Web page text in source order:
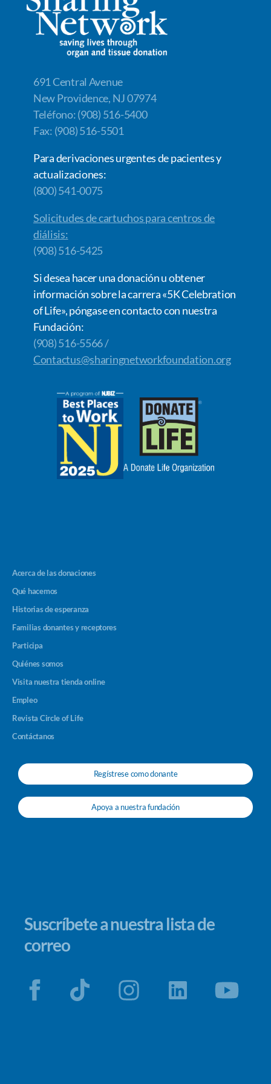
o
k
n
n
k
691 Central Avenue
New Providence, NJ 07974
Teléfono: (908) 516-5400
Fax: (908) 516-5501
Para derivaciones urgentes de pacientes y
actualizaciones:
(800) 541-0075
Solicitudes de cartuchos para centros de
diálisis:
(908) 516-5425
Si desea hacer una donación u obtener
información sobre la carrera «5K Celebration
of Life», póngase en contacto con nuestra
Fundación:
(908) 516-5566 /
Contactus@sharingnetworkfoundation.org
Acerca de las donaciones
Qué hacemos
Historias de esperanza
Familias donantes y receptores
Participa
Quiénes somos
Visita nuestra tienda online
Empleo
Revista Circle of Life
Contáctanos
Regístrese como donante
Apoya a nuestra fundación
Suscríbete a nuestra lista de
correo